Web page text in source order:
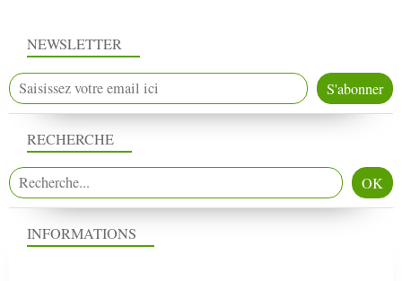
NEWSLETTER
RECHERCHE
INFORMATIONS